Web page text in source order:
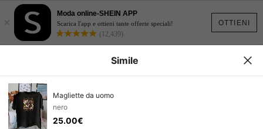
OTTIENI
×
Moda online-SHEIN APP
Scarica l'app e ottieni tante offerte speciali!
(12,439)
Simile
Magliette da uomo
nero
25.00€